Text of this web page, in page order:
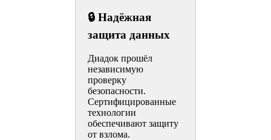
🔒 Надёжная
защита данных
Диадок прошёл
независимую
проверку
безопасности.
Сертифицированные
технологии
обеспечивают защиту
от взлома.